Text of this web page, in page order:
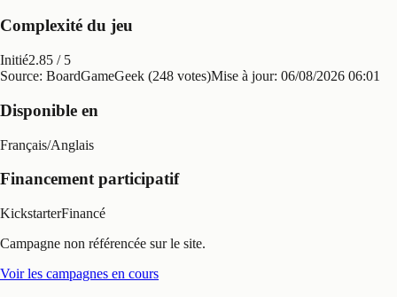
Complexité du jeu
Initié2.85 / 5
Source: BoardGameGeek (248 votes)Mise à jour: 06/08/2026 06:01
Disponible en
Français/Anglais
Financement participatif
KickstarterFinancé
Campagne non référencée sur le site.
Voir les campagnes en cours